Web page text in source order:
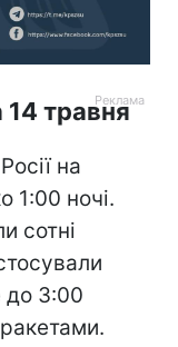
14 травня
на
1:00 ночі.
сотні
до 3:00